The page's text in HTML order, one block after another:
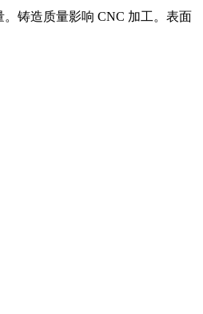
铸造质量影响 CNC 加工。表面